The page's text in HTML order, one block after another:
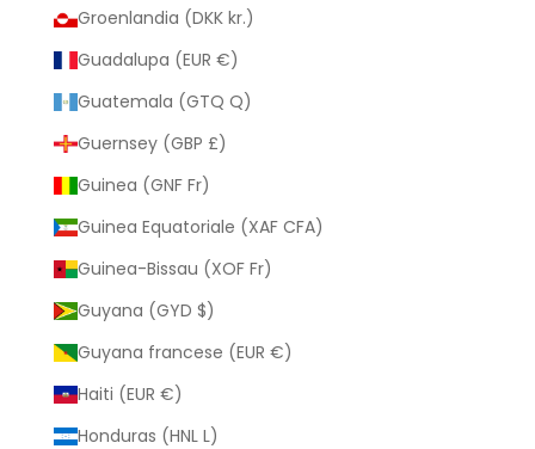
Groenlandia (DKK kr.)
Guadalupa (EUR €)
Guatemala (GTQ Q)
Guernsey (GBP £)
Guinea (GNF Fr)
Guinea Equatoriale (XAF CFA)
Guinea-Bissau (XOF Fr)
Guyana (GYD $)
Guyana francese (EUR €)
Haiti (EUR €)
Honduras (HNL L)